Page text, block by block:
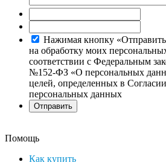
Нажимая кнопку
на обработку моих
соответствии с Федеральным
№152-ФЗ «О персональных
целей, определенных в
персональных данных
Помощь
Как купить